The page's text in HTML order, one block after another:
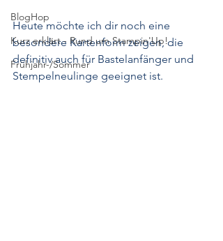
BlogHop
Kurz erklärt - Rund um Stampin'Up!
Frühjahr-/Sommer
Heute möchte ich dir noch eine
besondere Kartenform zeigen, die
definitiv auch für Bastelanfänger und
Stempelneulinge geeignet ist.